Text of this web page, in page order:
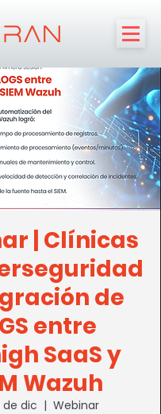
| Clínicas
de
entre
SaaS y
Wazuh
de dic
  |
Webinar